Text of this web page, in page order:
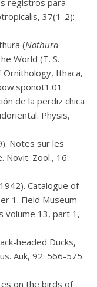
registros para
37(1-2):
(Nothura
World (T. S.
Ornithology, Ithaca,
de la perdiz chica
Physis,
Notes sur les
Novit. Zool., 16:
Catalogue of
1. Field Museum
volume 13, part 1,
headed Ducks,
Auk, 92: 566-575.
on the birds of